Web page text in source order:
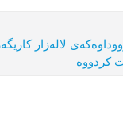
لاله‌زار
كردووه‌